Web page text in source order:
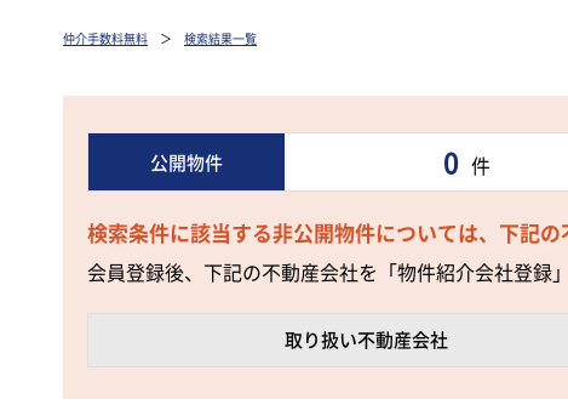
仲介手数料無料 ＞ 検索結果一覧
公開物件 0 件
検索条件に該当する非公開物件については、下記の
会員登録後、下記の不動産会社を「物件紹介会社登録
取り扱い不動産会社